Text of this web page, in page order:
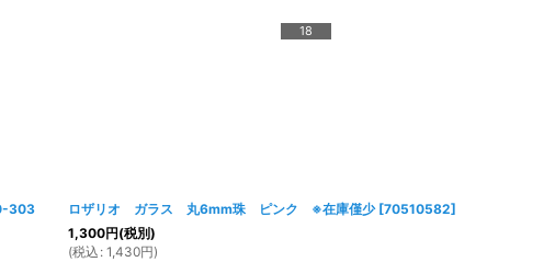
303
18
ロザリオ ガラス 丸6mm珠 ピンク ※在庫僅少 [70510582]
1,300円(税別)
(税込 : 1,430円)